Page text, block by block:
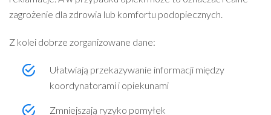
zagrożenie dla zdrowia lub komfortu podopiecznych.
Z kolei dobrze zorganizowane dane:
Ułatwiają przekazywanie informacji między
koordynatorami i opiekunami
Zmniejszają ryzyko pomyłek